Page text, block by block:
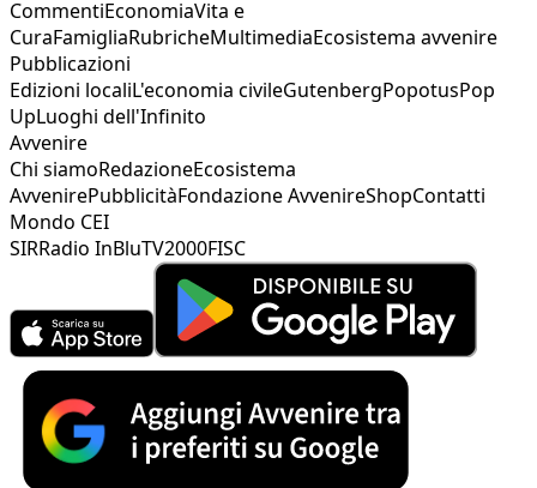
CommentiEconomiaVita e
CuraFamigliaRubricheMultimediaEcosistema avvenire
Pubblicazioni
Edizioni localiL'economia civileGutenbergPopotusPop
UpLuoghi dell'Infinito
Avvenire
Chi siamoRedazioneEcosistema
AvvenirePubblicitàFondazione AvvenireShopContatti
Mondo CEI
SIRRadio InBluTV2000FISC